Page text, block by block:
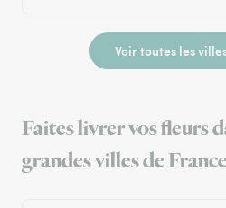
Voir toutes les
Faites livrer vos fleurs
grandes villes de France